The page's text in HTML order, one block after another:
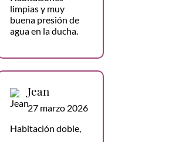
limpias y muy
buena presión de
agua en la ducha.
Jean
27 marzo 2026
Habitación doble,